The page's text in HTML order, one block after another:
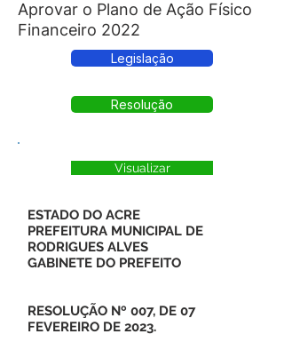
Aprovar o Plano de Ação Físico
Financeiro 2022
Legislação
Resolução
Visualizar
ESTADO DO ACRE
PREFEITURA MUNICIPAL DE
RODRIGUES ALVES
GABINETE DO PREFEITO
RESOLUÇÃO Nº 007, DE 07
FEVEREIRO DE 2023.